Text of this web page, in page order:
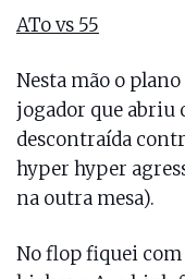
ATo vs 55
Nesta mão o
jogador que abriu
descontraída
hyper hyper
na outra mesa).
No flop fiquei